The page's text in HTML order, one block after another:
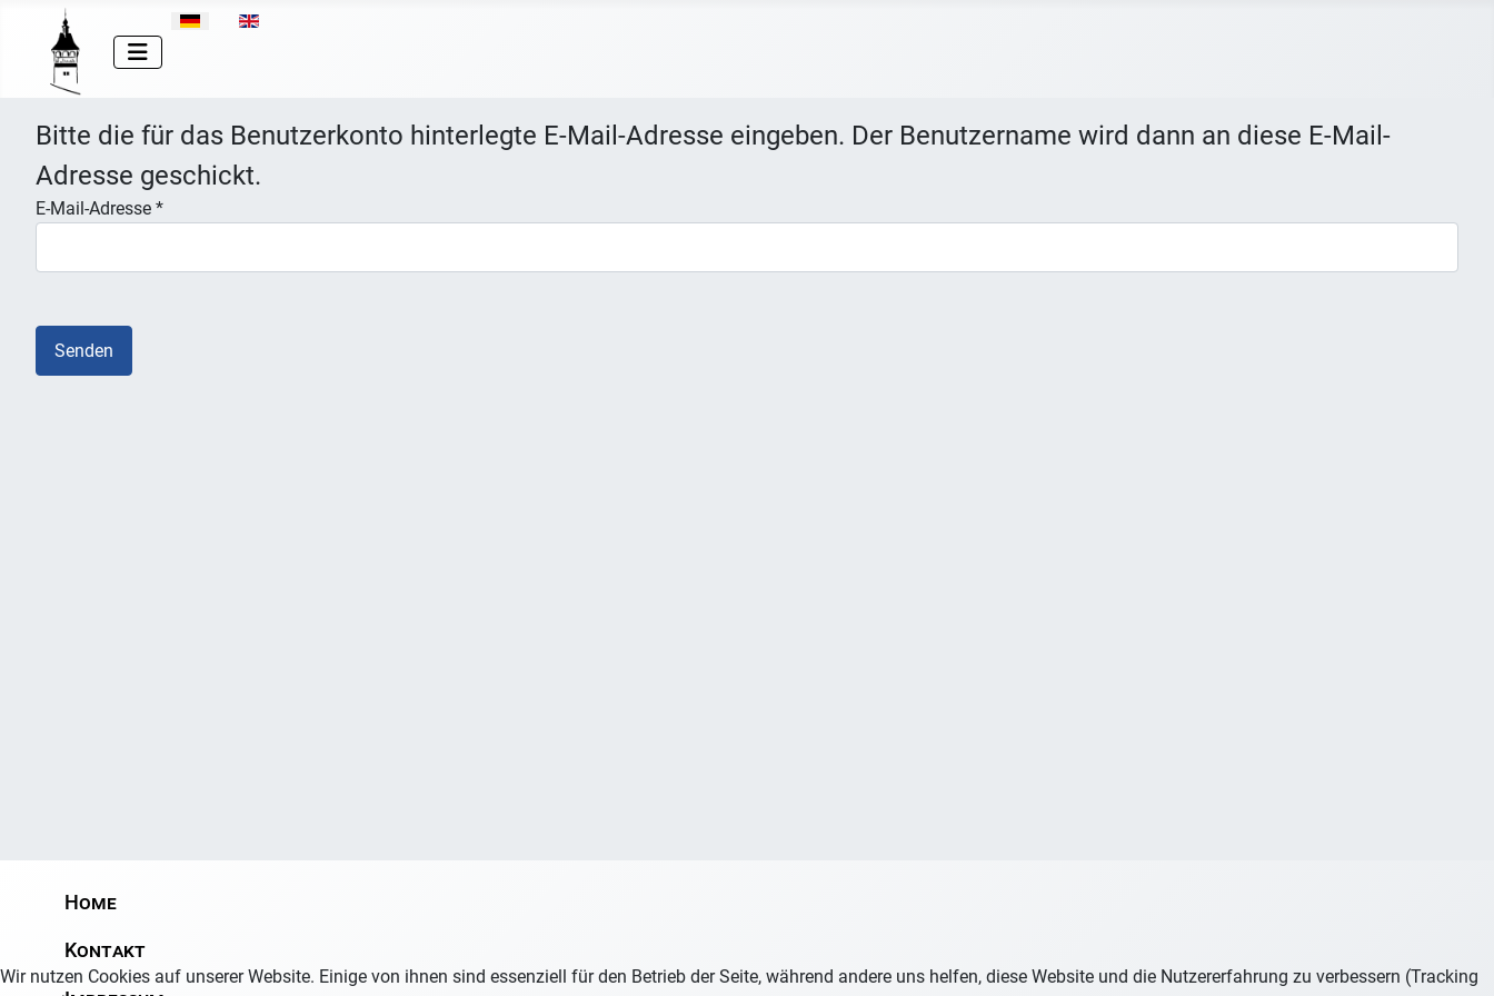
Sprache auswählen
Bitte die für das Benutzerkonto hinterlegte E-Mail-Adresse eingeben. Der Benutzername wird dann an diese E-Mail-
Adresse geschickt.
E-Mail-Adresse *
Senden
Home
Kontakt
Wir nutzen Cookies auf unserer Website. Einige von ihnen sind essenziell für den Betrieb der Seite, während andere uns helfen, diese Website und die Nutzererfahrung zu verbessern (Tracking